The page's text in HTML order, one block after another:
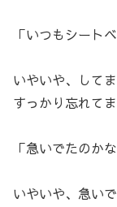
「いつもシート
いやいや、して
すっかり忘れて
「急いでたのか
いやいや、急い